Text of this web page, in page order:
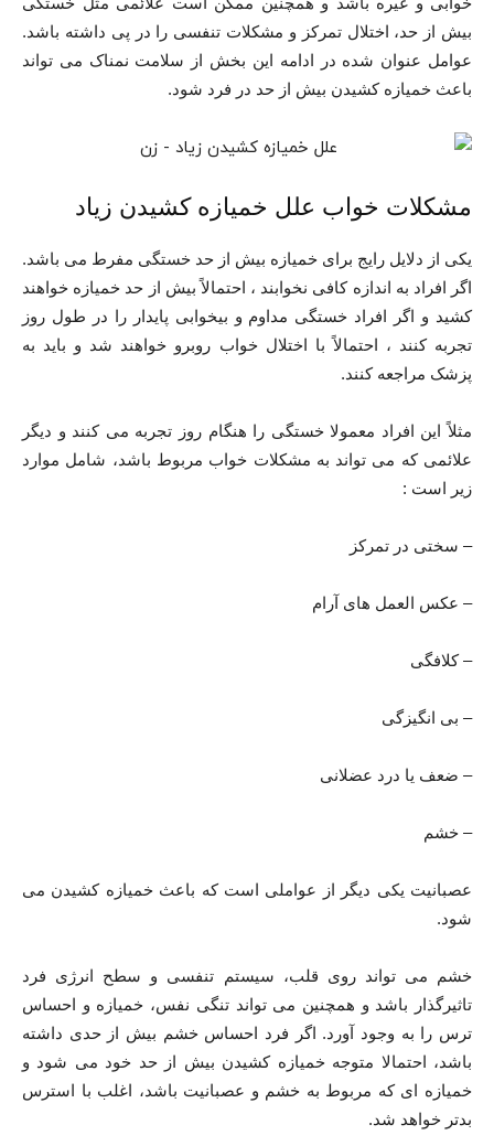
بیش از حد، اختلال تمرکز و مشکلات تنفسی را در پی داشته باشد.
عوامل عنوان شده در ادامه این بخش از سلامت نمناک می تواند
باعث خمیازه کشیدن بیش از حد در فرد شود.
مشکلات خواب علل خمیازه کشیدن زیاد
یکی از دلایل رایج برای خمیازه بیش از حد خستگی مفرط می باشد.
اگر افراد به اندازه کافی نخوابند ، احتمالاً بیش از حد خمیازه خواهند
کشید و اگر افراد خستگی مداوم و بیخوابی پایدار را در طول روز
تجربه کنند ، احتمالاً با اختلال خواب روبرو خواهند شد و باید به
پزشک مراجعه کنند.
مثلاً این افراد معمولا خستگی را هنگام روز تجربه می کنند و دیگر
علائمی که می تواند به مشکلات خواب مربوط باشد، شامل موارد
زیر است :
– سختی در تمرکز
– عکس العمل های آرام
– کلافگی
– بی انگیزگی
– ضعف یا درد عضلانی
– خشم
عصبانیت یکی دیگر از عواملی است که باعث خمیازه کشیدن می
شود.
خشم می تواند روی قلب، سیستم تنفسی و سطح انرژی فرد
تاثیرگذار باشد و همچنین می تواند تنگی نفس، خمیازه و احساس
ترس را به وجود آورد. اگر فرد احساس خشم بیش از حدی داشته
باشد، احتمالا متوجه خمیازه کشیدن بیش از حد خود می شود و
خمیازه ای که مربوط به خشم و عصبانیت باشد، اغلب با استرس
بدتر خواهد شد.